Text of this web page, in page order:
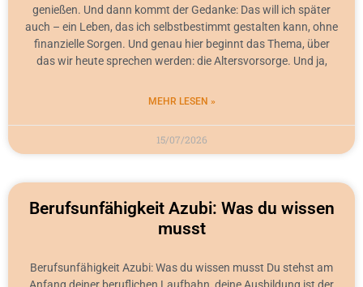
genießen. Und dann kommt der Gedanke: Das will ich später
auch – ein Leben, das ich selbstbestimmt gestalten kann, ohne
finanzielle Sorgen. Und genau hier beginnt das Thema, über
das wir heute sprechen werden: die Altersvorsorge. Und ja,
MEHR LESEN »
15/07/2026
Berufsunfähigkeit Azubi: Was du wissen
musst
Berufsunfähigkeit Azubi: Was du wissen musst Du stehst am